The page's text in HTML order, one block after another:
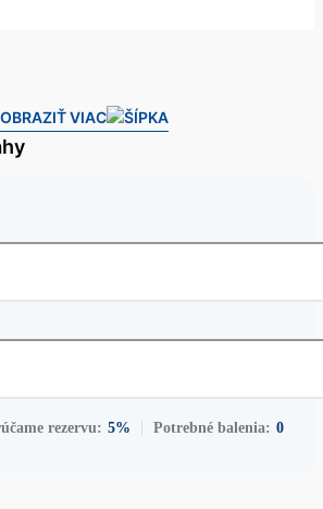
VIAC
rezervu: 5% Potrebné balenia: 0